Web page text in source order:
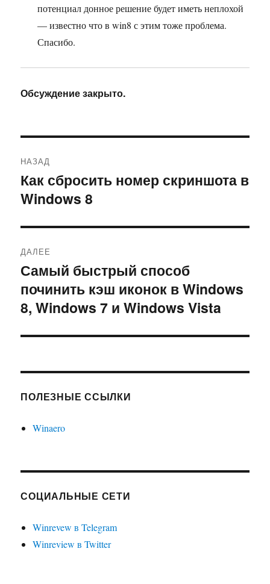
потенциал донное решение будет иметь неплохой
— известно что в win8 с этим тоже проблема.
Спасибо.
Обсуждение закрыто.
по
записям
НАЗАД
Предыдущая
запись:
Как сбросить номер скриншота в
Windows 8
ДАЛЕЕ
Следующая
запись:
Самый быстрый способ
починить кэш иконок в Windows
8, Windows 7 и Windows Vista
ПОЛЕЗНЫЕ ССЫЛКИ
Winaero
СОЦИАЛЬНЫЕ СЕТИ
Winrevew в Telegram
Winreview в Twitter